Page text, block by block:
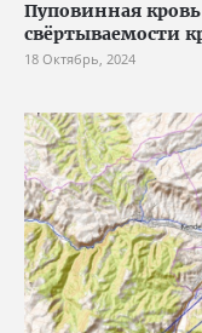
Пуповинная
свёртываемости
18 Октябрь, 2024